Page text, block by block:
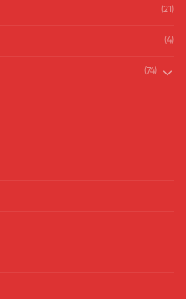
(21)
(4)
(74)